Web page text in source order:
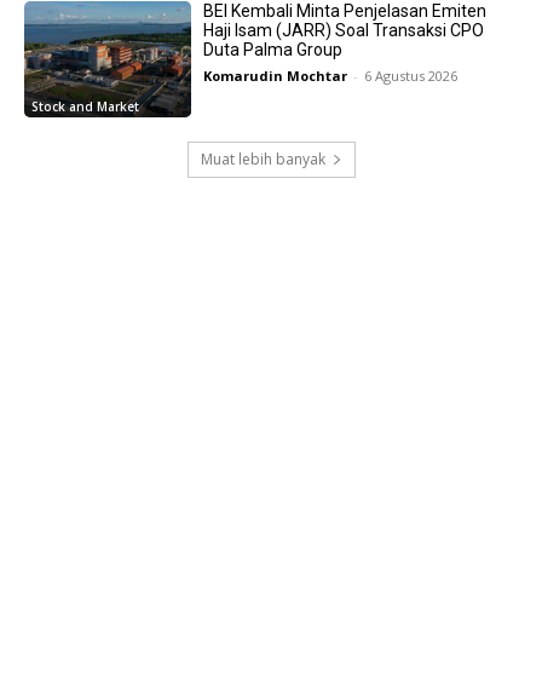
Stock and Market
BEI Kembali Minta Penjelasan Emiten
Haji Isam (JARR) Soal Transaksi CPO
Duta Palma Group
Komarudin Mochtar - 6 Agustus 2026
Muat lebih banyak